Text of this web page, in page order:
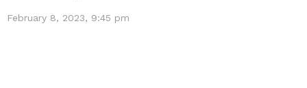
February 8, 2023, 9:45 pm